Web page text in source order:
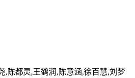
,陈都灵,王鹤润,陈意涵,徐百慧,刘梦